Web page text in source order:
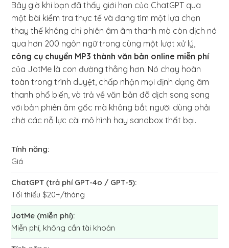
Bây giờ khi bạn đã thấy giới hạn của ChatGPT qua
một bài kiểm tra thực tế và đang tìm một lựa chọn
thay thế không chỉ phiên âm âm thanh mà còn dịch nó
qua hơn 200 ngôn ngữ trong cùng một lượt xử lý,
công cụ chuyển MP3 thành văn bản online miễn phí
của JotMe là con đường thẳng hơn. Nó chạy hoàn
toàn trong trình duyệt, chấp nhận mọi định dạng âm
thanh phổ biến, và trả về văn bản đã dịch song song
với bản phiên âm gốc mà không bắt người dùng phải
chờ các nỗ lực cài mô hình hay sandbox thất bại.
Giá
Tối thiểu $20+/tháng
Miễn phí, không cần tài khoản